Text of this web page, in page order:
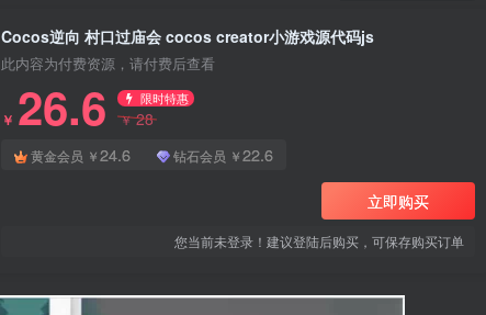
Cocos逆向 村口过庙会 cocos creator小游戏源代码js
此内容为付费资源，请付费后查看
￥ 26.6 限时特惠
￥28
黄金会员 ￥24.6 钻石会员 ￥22.6
立即购买
您当前未登录！建议登陆后购买，可保存购买订单